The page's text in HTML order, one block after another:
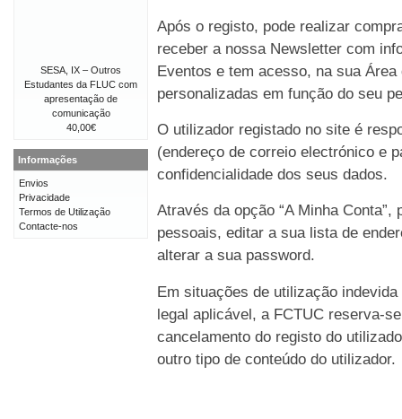
Após o registo, pode realizar
receber a nossa Newsletter com
Eventos e tem acesso, na sua
personalizadas em função do seu
O utilizador registado no site é
(endereço de correio electrónico e
confidencialidade dos seus dados.
Através da opção “A Minha
pessoais, editar a sua lista de
alterar a sua password.
Em situações de utilização
legal aplicável, a FCTUC reserva-
cancelamento do registo do
outro tipo de conteúdo do utilizador.
SESA, IX – Outros
Estudantes da FLUC com
apresentação de
comunicação
40,00€
Informações
Envios
Privacidade
Termos de Utilização
Contacte-nos